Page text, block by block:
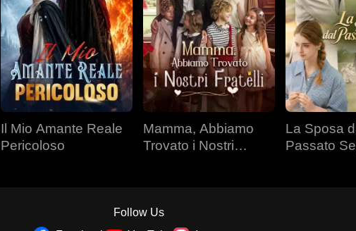
Il Mio Amante Reale
Pericoloso
Mamma, Abbiamo
Trovato i Nostri
La Sposa
Passato
Follow Us